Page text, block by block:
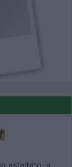
asfaltato, a